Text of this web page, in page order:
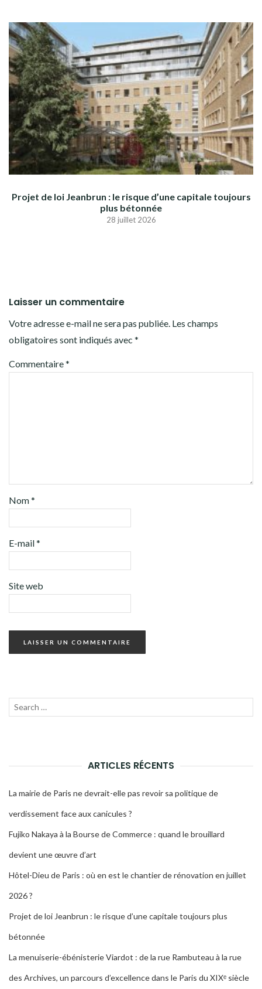
Projet de loi Jeanbrun : le risque d’une capitale toujours
plus bétonnée
28 juillet 2026
Laisser un commentaire
Votre adresse e-mail ne sera pas publiée. Les champs
obligatoires sont indiqués avec *
Commentaire*
Nom*
E-mail*
Site web
Recherche
ARTICLES RÉCENTS
La mairie de Paris ne devrait-elle pas revoir sa politique de
verdissement face aux canicules ?
Fujiko Nakaya à la Bourse de Commerce : quand le brouillard
devient une œuvre d’art
Hôtel-Dieu de Paris : où en est le chantier de rénovation en juillet
2026 ?
Projet de loi Jeanbrun : le risque d’une capitale toujours plus
bétonnée
La menuiserie-ébénisterie Viardot : de la rue Rambuteau à la rue
des Archives, un parcours d’excellence dans le Paris du XIXᵉ siècle